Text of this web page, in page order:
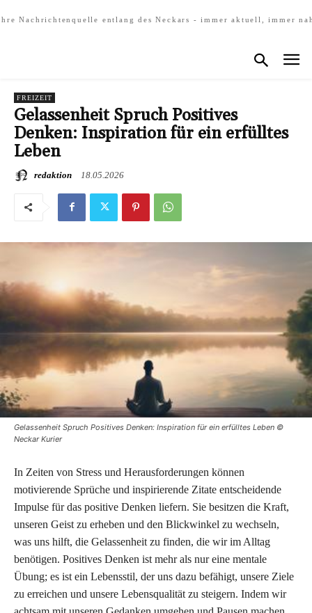
Nachrichtenquelle entlang des Neckars - immer aktuell, immer
FREIZEIT
Gelassenheit Spruch Positives
Denken: Inspiration für ein erfülltes
Leben
redaktion 18.05.2026
Gelassenheit Spruch Positives Denken: Inspiration für ein erfülltes Leben ©
Neckar Kurier
In Zeiten von Stress und Herausforderungen können
motivierende Sprüche und inspirierende Zitate entscheidende
Impulse für das positive Denken liefern. Sie besitzen die Kraft,
unseren Geist zu erheben und den Blickwinkel zu wechseln,
was uns hilft, die Gelassenheit zu finden, die wir im Alltag
benötigen. Positives Denken ist mehr als nur eine mentale
Übung; es ist ein Lebensstil, der uns dazu befähigt, unsere Ziele
zu erreichen und unsere Lebensqualität zu steigern. Indem wir